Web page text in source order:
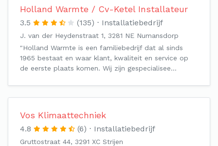
Holland Warmte / Cv-Ketel Installateur
3.5 (135) Installatiebedrijf
J. van der Heydenstraat 1, 3281 NE Numansdorp
"Holland Warmte is een familiebedrijf dat al sinds
1965 bestaat en waar klant, kwaliteit en service op
de eerste plaats komen. Wij zijn gespecialisee…
Vos Klimaattechniek
4.8 (6) Installatiebedrijf
Gruttostraat 44, 3291 XC Strijen